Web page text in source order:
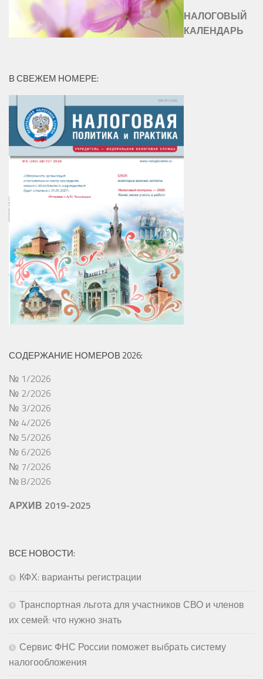
НАЛОГОВЫЙ
КАЛЕНДАРЬ
В СВЕЖЕМ НОМЕРЕ:
СОДЕРЖАНИЕ НОМЕРОВ 2026:
№ 1/2026
№ 2/2026
№ 3/2026
№ 4/2026
№ 5/2026
№ 6/2026
№ 7/2026
№ 8/2026
АРХИВ 2019-2025
ВСЕ НОВОСТИ:
КФХ: варианты регистрации
Транспортная льгота для участников СВО и членов
их семей: что нужно знать
Сервис ФНС России поможет выбрать систему
налогообложения